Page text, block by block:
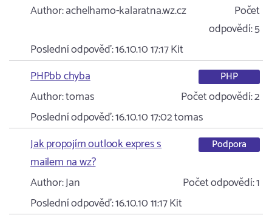
Author:achelhamo-kalaratna.wz.cz
Počet
odpovědí:5
Poslední odpověď:16.10.10 17:17Kit
PHPbb chyba
PHP
Author:tomas Počet odpovědí:2
Poslední odpověď:16.10.10 17:02tomas
Jak propojím outlook expres s
mailem na wz?
Podpora
Author:Jan Počet odpovědí:1
Poslední odpověď:16.10.10 11:17Kit